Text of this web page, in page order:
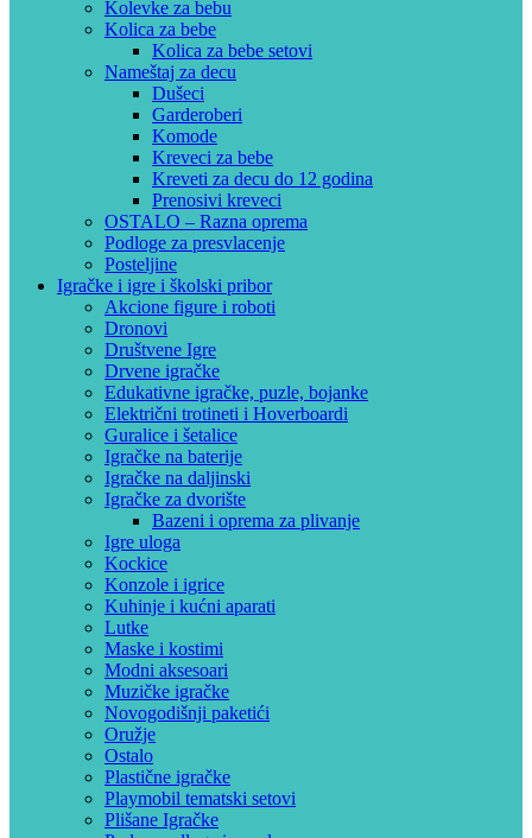
Kolevke za bebu
Kolica za bebe
Kolica za bebe setovi
Nameštaj za decu
Dušeci
Garderoberi
Komode
Kreveci za bebe
Kreveti za decu do 12 godina
Prenosivi kreveci
OSTALO – Razna oprema
Podloge za presvlacenje
Posteljine
Igračke i igre i školski pribor
Akcione figure i roboti
Dronovi
Društvene Igre
Drvene igračke
Edukativne igračke, puzle, bojanke
Električni trotineti i Hoverboardi
Guralice i šetalice
Igračke na baterije
Igračke na daljinski
‎Igračke za dvorište
Bazeni i oprema za plivanje
Igre uloga
Kockice
Konzole i igrice
Kuhinje i kućni aparati
Lutke
Maske i kostimi
Modni aksesoari
Muzičke igračke
Novogodišnji paketići
Oružje
Ostalo
Plastične igračke
Playmobil tematski setovi
Plišane Igračke